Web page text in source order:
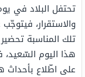
تحتفل البلاد في
والاستقرار،
تلك المناسبة
هذا اليوم
على اطّلاع بأحداث